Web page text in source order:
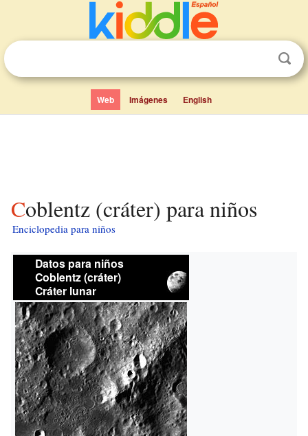
Web Imágenes English
Coblentz (cráter) para niños
Enciclopedia para niños
Datos para niños
Coblentz (cráter)
Cráter lunar